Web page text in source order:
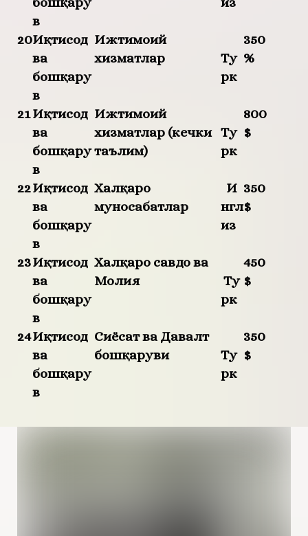
в
20Иқтисод
ва
бошқару
в
Ижтимоий
хизматлар
Ту
рк
350
%
21Иқтисод
ва
бошқару
в
Ижтимоий
хизматлар (кечки
таълим)
Ту
рк
800
$
22Иқтисод
ва
бошқару
в
Халқаро
муносабатлар
И
нгл
из
350
$
23Иқтисод
ва
бошқару
в
Халқаро савдо ва
Молия
Ту
рк
450
$
24Иқтисод
ва
бошқару
в
Сиёсат ва Давалт
бошқаруви
Ту
рк
350
$